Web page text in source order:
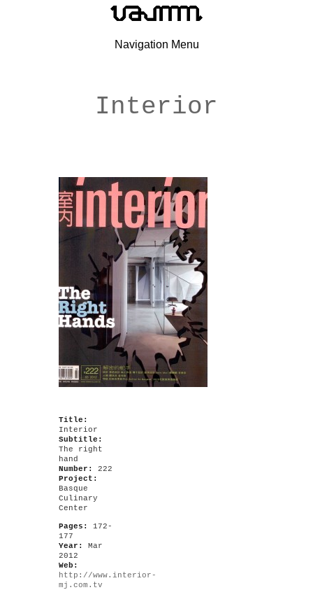
Navigation Menu
Interior
Title:
Interior
Subtitle:
The right
hand
Number: 222
Project:
Basque
Culinary
Center
Pages: 172-
177
Year: Mar
2012
Web:
http://www.interior-
mj.com.tv